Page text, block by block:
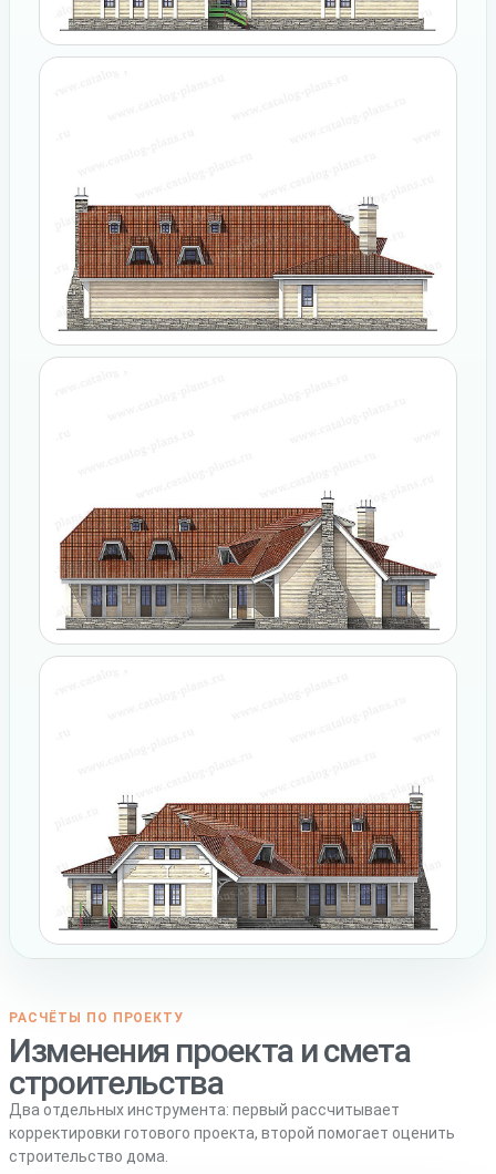
РАСЧЁТЫ ПО ПРОЕКТУ
Изменения проекта и смета
строительства
Два отдельных инструмента: первый рассчитывает
корректировки готового проекта, второй помогает оценить
строительство дома.